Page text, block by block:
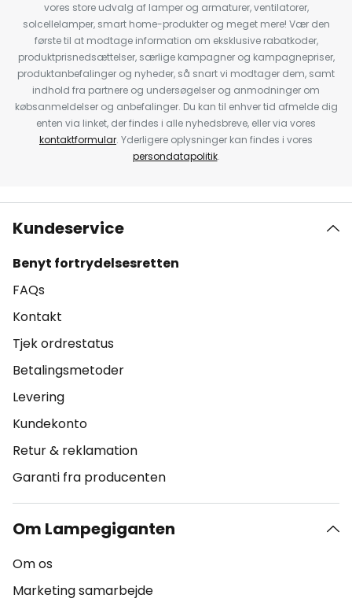
vores store udvalg af lamper og armaturer, ventilatorer,
solcellelamper, smart home-produkter og meget mere! Vær den
første til at modtage information om eksklusive rabatkoder,
produktprisnedsættelser, særlige kampagner og kampagnepriser,
produktanbefalinger og nyheder, så snart vi modtager dem, samt
indhold fra partnere og undersøgelser og anmodninger om
købsanmeldelser og anbefalinger. Du kan til enhver tid afmelde dig
enten via linket, der findes i alle nyhedsbreve, eller via vores
kontaktformular. Yderligere oplysninger kan findes i vores
persondatapolitik.
Kundeservice
Benyt fortrydelsesretten
FAQs
Kontakt
Tjek ordrestatus
Betalingsmetoder
Levering
Kundekonto
Retur & reklamation
Garanti fra producenten
Om Lampegiganten
Om os
Marketing samarbejde